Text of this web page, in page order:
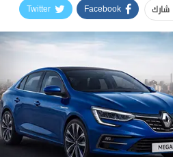
شارك Facebook
Twitter